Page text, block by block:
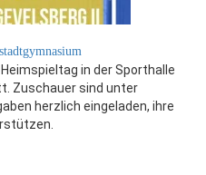
in der Sporthalle
Zuschauer sind unter
herzlich eingeladen, ihre